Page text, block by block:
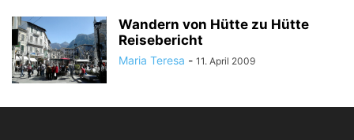
Wandern von Hütte zu Hütte
Reisebericht
Maria Teresa - 11. April 2009